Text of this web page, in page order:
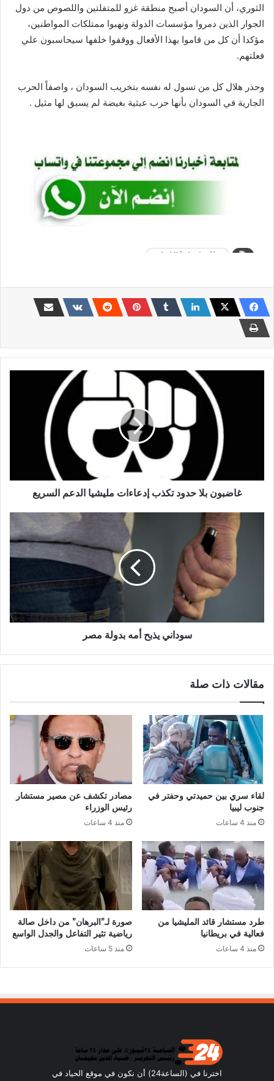
الثوري، أن السودان أصبح منطقة غزو للمتفلتين واللصوص من دول
الجوار الذين دمروا مؤسسات الدولة ونهبوا ممتلكات المواطنين،
مؤكدا أن كل من قاموا بهذا الأفعال ووقفوا خلفها سيحاسبون علي
فعلتهم.
وحذر هلال كل من تسول له نفسه بتخريب السودان ، واصفاً الحرب
الجارية في السودان بأنها حرب عبثية بغيضة لم يسبق لها مثيل .
غاضبون بلا حدود تكذب إدعاءات مليشيا الدعم السريع
سوداني
سوداني يذبح أمه بدولة مصر
مقالات ذات صلة
لقاء سري بين حميدتي وحفتر في
جنوب ليبيا
منذ 4 ساعات
مصادر تكشف عن مصير مستشار
رئيس الوزراء
منذ 4 ساعات
طرد مستشار قائد المليشيا من
فعالية في بريطانيا
منذ 4 ساعات
صورة لـ”البرهان” من داخل صالة
رياضية تثير التفاعل والجدل الواسع
منذ 5 ساعات
اخترنا في (الساعة24) أن نكون في موقع الحياد في